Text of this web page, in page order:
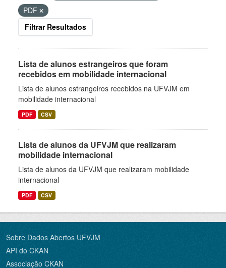
PDF
Filtrar Resultados
Lista de alunos estrangeiros que foram
recebidos em mobilidade internacional
Lista de alunos estrangeiros recebidos na UFVJM em
mobilidade internacional
PDF CSV
Lista de alunos da UFVJM que realizaram
mobilidade internacional
Lista de alunos da UFVJM que realizaram mobilidade
internacional
PDF CSV
Sobre Dados Abertos UFVJM
API do CKAN
Associação CKAN